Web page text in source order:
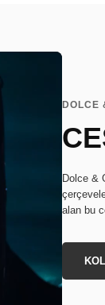
DOLCE
Dolce &
alan bu